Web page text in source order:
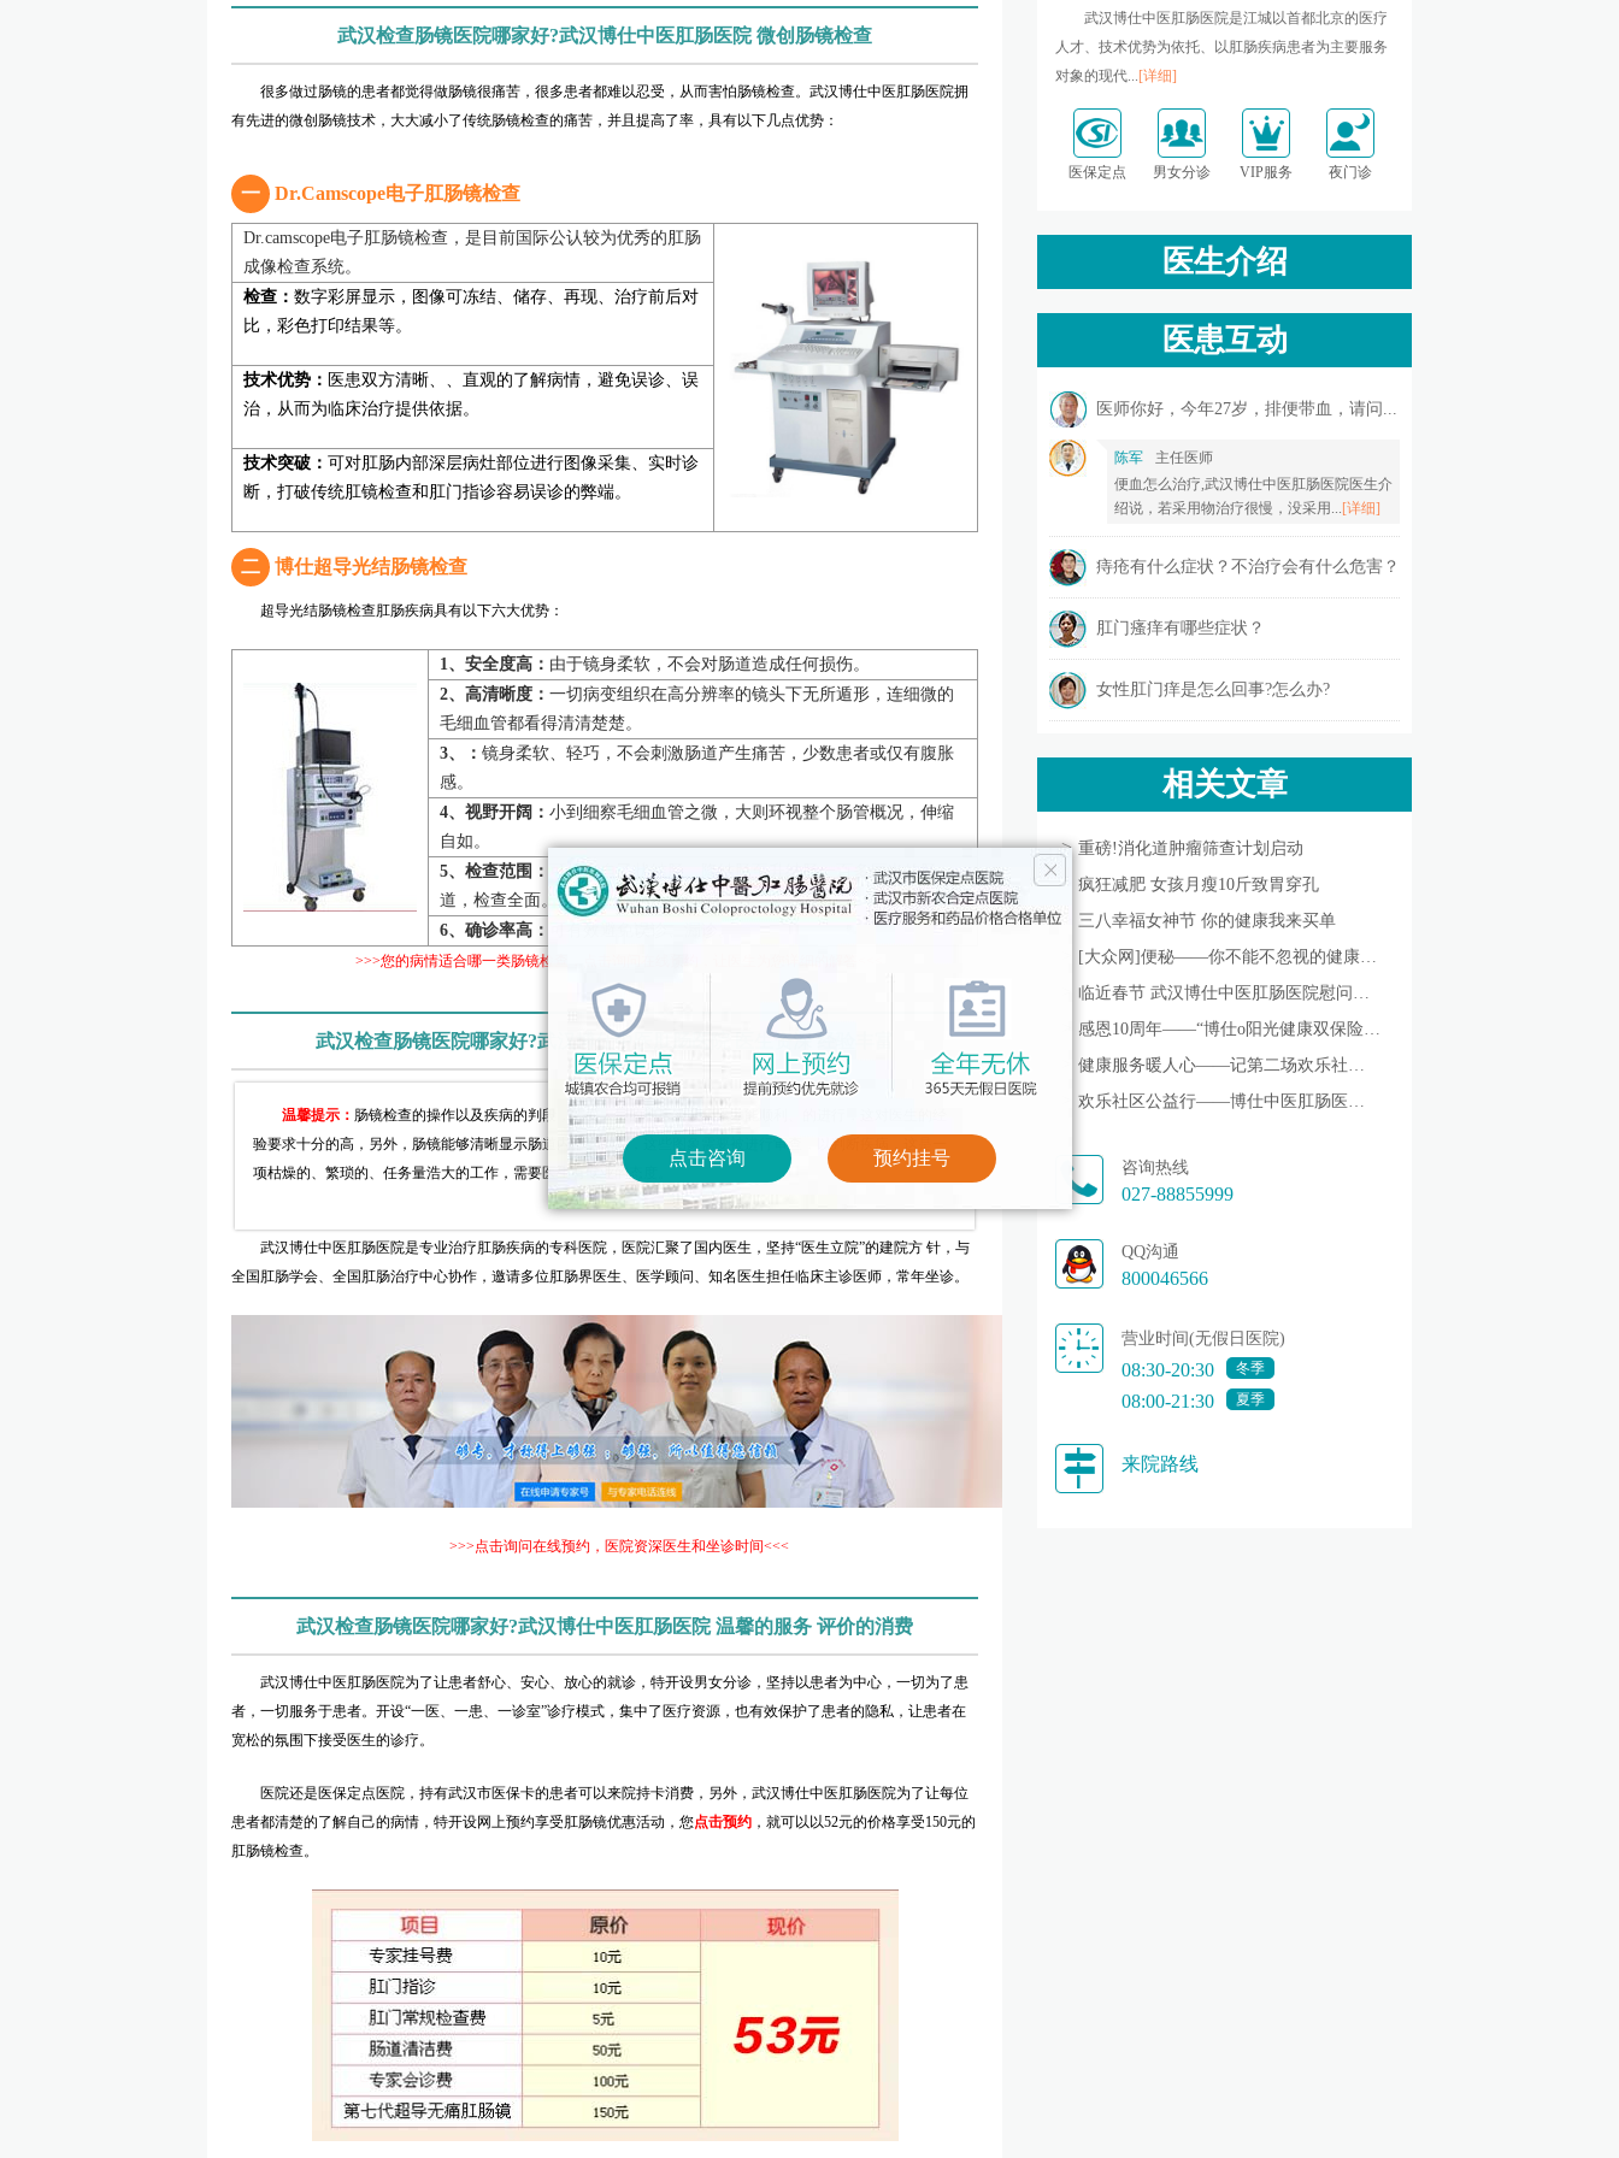
武汉检查肠镜医院哪家好?武汉博仕中医肛肠医院 微创肠镜检查
很多做过肠镜的患者都觉得做肠镜很痛苦，很多患者都难以忍受，从而害怕肠镜检查。武汉博仕中医肛肠医院拥
有先进的微创肠镜技术，大大减小了传统肠镜检查的痛苦，并且提高了率，具有以下几点优势：
一 Dr.Camscope电子肛肠镜检查
Dr.camscope电子肛肠镜检查，是目前国际公认较为优秀的肛肠
成像检查系统。
检查： 数字彩屏显示，图像可冻结、储存、再现、治疗前后对
比，彩色打印结果等。
技术优势： 医患双方清晰、、直观的了解病情，避免误诊、误
治，从而为临床治疗提供依据。
技术突破： 可对肛肠内部深层病灶部位进行图像采集、实时诊
断，打破传统肛镜检查和肛门指诊容易误诊的弊端。
二 博仕超导光结肠镜检查
超导光结肠镜检查肛肠疾病具有以下六大优势：
1、安全度高： 由于镜身柔软，不会对肠道造成任何损伤。
2、高清晰度： 一切病变组织在高分辨率的镜头下无所遁形，连细微的
毛细血管都看得清清楚楚。
3、： 镜身柔软、轻巧，不会刺激肠道产生痛苦，少数患者或仅有腹胀
感。
4、视野开阔： 小到细察毛细血管之微，大则环视整个肠管概况，伸缩
自如。
5、检查范围：
可检查自乙状结肠、降结肠至升结肠一百多厘米的肠
道，检查全面。
6、确诊率高：
>>>您的病情适合哪一类肠镜检查，点击询问在线预约，让医生为您详细的解答<<<
武汉检查肠镜医院哪家好?武汉博仕中医肛肠医院 医生资深 经验丰富
温馨提示： 肠镜检查的操作以及疾病的判段，需要大量的临床实践积累才能顺利、的进行，这对医生的经
验要求十分的高，另外，肠镜能够清晰显示肠道内部的图象，这些图象需要被进行审查，以判断疾病，这是一
项枯燥的、繁琐的、任务量浩大的工作，需要医生有专业的态度。
武汉博仕中医肛肠医院是专业治疗肛肠疾病的专科医院，医院汇聚了国内医生，坚持“医生立院”的建院方 针，与
全国肛肠学会、全国肛肠治疗中心协作，邀请多位肛肠界医生、医学顾问、知名医生担任临床主诊医师，常年坐诊。
>>>点击询问在线预约，医院资深医生和坐诊时间<<<
武汉检查肠镜医院哪家好?武汉博仕中医肛肠医院 温馨的服务 评价的消费
武汉博仕中医肛肠医院为了让患者舒心、安心、放心的就诊，特开设男女分诊，坚持以患者为中心，一切为了患
者，一切服务于患者。开设“一医、一患、一诊室”诊疗模式，集中了医疗资源，也有效保护了患者的隐私，让患者在
宽松的氛围下接受医生的诊疗。
医院还是医保定点医院，持有武汉市医保卡的患者可以来院持卡消费，另外，武汉博仕中医肛肠医院为了让每位
患者都清楚的了解自己的病情，特开设网上预约享受肛肠镜优惠活动，您点击预约 ，就可以以52元的价格享受150元的
肛肠镜检查。
武汉博仕中医肛肠医院是江城以首都北京的医疗
人才、技术优势为依托、以肛肠疾病患者为主要服务
对象的现代... [详细]
医保定点 男女分诊 VIP服务 夜门诊
医生介绍
医患互动
医师你好，今年27岁，排便带血，请问...
陈军
主任医师
便血怎么治疗,武汉博仕中医肛肠医院医生介
绍说，若采用物治疗很慢，没采用... [详细]
痔疮有什么症状？不治疗会有什么危害？
肛门瘙痒有哪些症状？
女性肛门痒是怎么回事?怎么办?
相关文章
> 重磅!消化道肿瘤筛查计划启动
> 疯狂减肥 女孩月瘦10斤致胃穿孔
三八幸福女神节 你的健康我来买单
[大众网]便秘——你不能不忽视的健康头号大敌!
临近春节 武汉博仕中医肛肠医院慰问贫困家庭
感恩10周年——“博仕o阳光健康双保险”隆重签约
健康服务暖人心——记第二场欢乐社区行公益活动
欢乐社区公益行——博仕中医肛肠医院送健康啦!
咨询热线
027-88855999
QQ沟通
800046566
营业时间(无假日医院)
08:30-20:30 冬季
08:00-21:30 夏季
来院路线
点击咨询 预约挂号